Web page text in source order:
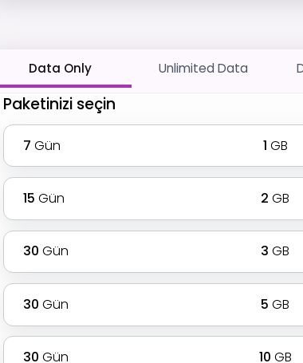
Data Only Unlimited Data
Paketinizi seçin
7 Gün 1 GB
15 Gün 2 GB
30 Gün 3 GB
30 Gün 5 GB
30 Gün 10 GB